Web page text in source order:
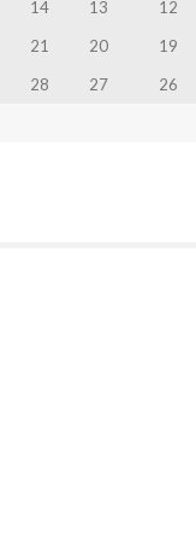
12
13
14
19
20
21
26
27
28